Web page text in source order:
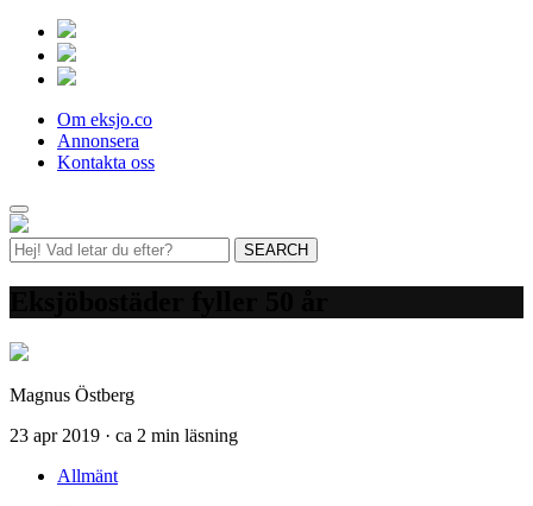
Om eksjo.co
Annonsera
Kontakta oss
Magnus Östberg
23 apr 2019 · ca 2 min läsning
Allmänt